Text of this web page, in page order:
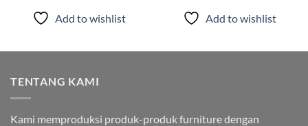
Add to wishlist Add to wishlist
TENTANG KAMI
Kami memproduksi produk-produk furniture dengan